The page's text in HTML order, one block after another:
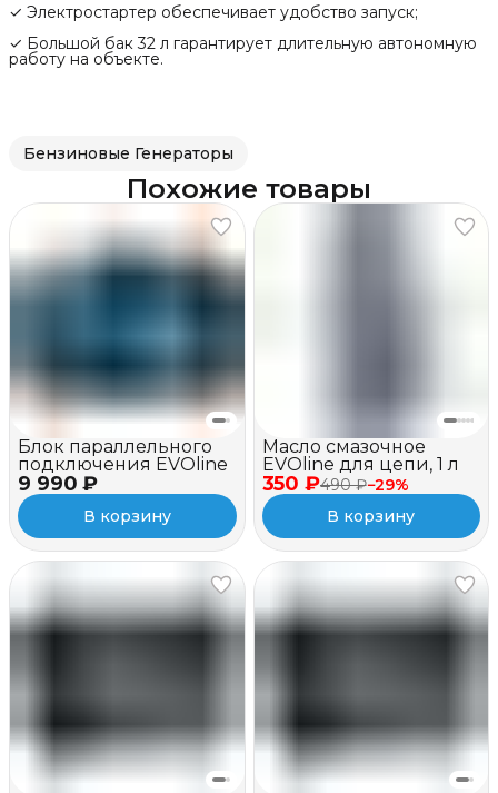
✓ Электростартер обеспечивает удобство запуск;
✓ Большой бак 32 л гарантирует длительную автономную
работу на объекте.
Бензиновые Генераторы
Похожие товары
9 990 ₽
Блок параллельного
подключения EVOline
В корзину
350 ₽490 ₽−29%
Масло смазочное
EVOline для цепи, 1 л
В корзину